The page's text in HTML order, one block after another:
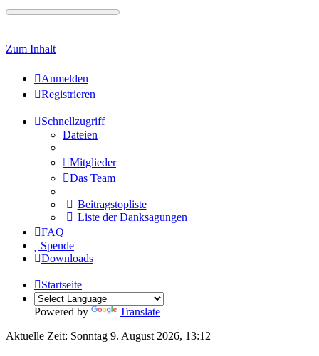
Zum Inhalt
Anmelden
Registrieren
Schnellzugriff
Dateien
Mitglieder
Das Team
Beitragstopliste
Liste der Danksagungen
FAQ
Spende
Downloads
Startseite
Powered by
Translate
Aktuelle Zeit: Sonntag 9. August 2026, 13:12